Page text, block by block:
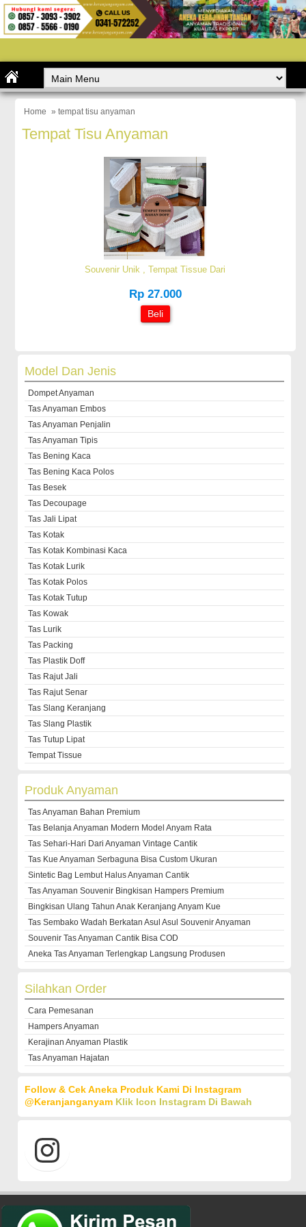
Home » tempat tisu anyaman
Tempat Tisu Anyaman
Souvenir Unik , Tempat Tissue Dari
Rp 27.000
Beli
Model Dan Jenis
Dompet Anyaman
Tas Anyaman Embos
Tas Anyaman Penjalin
Tas Anyaman Tipis
Tas Bening Kaca
Tas Bening Kaca Polos
Tas Besek
Tas Decoupage
Tas Jali Lipat
Tas Kotak
Tas Kotak Kombinasi Kaca
Tas Kotak Lurik
Tas Kotak Polos
Tas Kotak Tutup
Tas Kowak
Tas Lurik
Tas Packing
Tas Plastik Doff
Tas Rajut Jali
Tas Rajut Senar
Tas Slang Keranjang
Tas Slang Plastik
Tas Tutup Lipat
Tempat Tissue
Produk Anyaman
Tas Anyaman Bahan Premium
Tas Belanja Anyaman Modern Model Anyam Rata
Tas Sehari-Hari Dari Anyaman Vintage Cantik
Tas Kue Anyaman Serbaguna Bisa Custom Ukuran
Sintetic Bag Lembut Halus Anyaman Cantik
Tas Anyaman Souvenir Bingkisan Hampers Premium
Bingkisan Ulang Tahun Anak Keranjang Anyam Kue
Tas Sembako Wadah Berkatan Asul Asul Souvenir Anyaman
Souvenir Tas Anyaman Cantik Bisa COD
Aneka Tas Anyaman Terlengkap Langsung Produsen
Silahkan Order
Cara Pemesanan
Hampers Anyaman
Kerajinan Anyaman Plastik
Tas Anyaman Hajatan
Follow & Cek Aneka Produk Kami Di Instagram
@keranjanganyam Klik Icon Instagram Di Bawah